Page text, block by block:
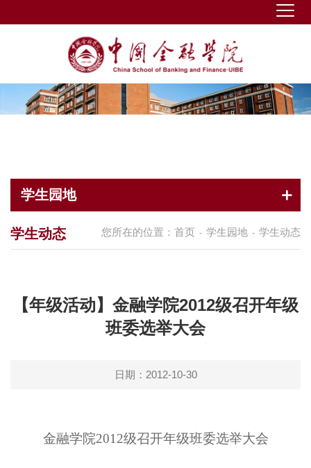
学生园地
您所在的位置： 首页 - 学生园地 - 学生动态
学生动态
【年级活动】金融学院2012级召开年级
班委选举大会
日期：2012-10-30
金融学院2012级召开年级班委选举大会